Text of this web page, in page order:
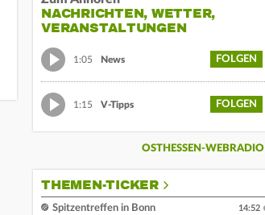
NACHRICHTEN, WETTER,
VERANSTALTUNGEN
1:05 News FOLGEN
1:15 V-Tipps FOLGEN
OSTHESSEN-WEBRADIO
THEMEN-TICKER
Spitzentreffen in Bonn
14:52